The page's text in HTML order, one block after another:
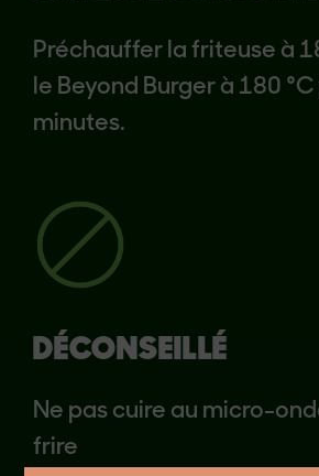
Préchauffer la friteuse à
le Beyond Burger à 180
minutes.
DÉCONSEILLÉ
Ne pas cuire au micro-
frire